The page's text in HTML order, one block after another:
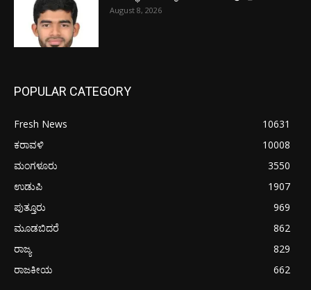
August 8, 2026
POPULAR CATEGORY
Fresh News
10631
ಕರಾವಳಿ
10008
ಮಂಗಳೂರು
3550
ಉಡುಪಿ
1907
ಪುತ್ತೂರು
969
ಮೂಡಬಿದರೆ
862
ರಾಜ್ಯ
829
ರಾಜಕೀಯ
662